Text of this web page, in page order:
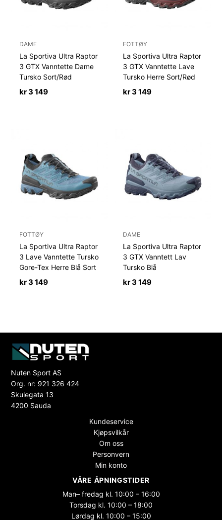
DAME
La Sportiva Ultra Raptor
3 GTX Vanntette Dame
Tursko Sort/Rød
kr3 149
FOTTØY
La Sportiva Ultra Raptor
3 GTX Vanntette Lave
Tursko Herre Sort/Rød
kr3 149
FOTTØY
La Sportiva Ultra Raptor
3 Lave Vanntette Tursko
Gore-Tex Herre Blå Sort
kr3 149
DAME
La Sportiva Ultra Raptor
3 GTX Vanntett Lav
Tursko Blå
kr3 149
Nuten Sport AS
Org. nr: 921 326 424
Skulegata 13
4200 Sauda
Kundeservice
Kjøpsvilkår
Om oss
Personvern
Min konto
VÅRE ÅPNINGSTIDER
Man– fredag kl. 10:00 – 16:00
Torsdag kl. 10:00 – 18:00
Lørdag kl. 10:00 – 15:00